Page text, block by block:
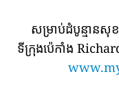
សម្រាប់ដំបូន្មានសុ
ទីក្រុងប៉េកាំង